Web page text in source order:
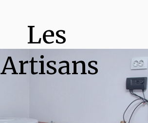
Les
Artisans